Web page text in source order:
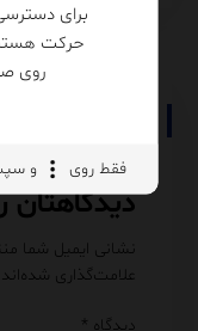
برای
حرکت
روی
فقط روی و
دیدگاهتان
نشانی ایمیل شما
علامت‌گذاری شده‌اند
دیدگاه *